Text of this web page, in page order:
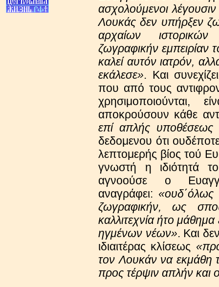
ασχολούμενοι λέγουσιν
Λουκάς δεν υπήρξεν
αρχαίων
ζωγραφικήν
καλεί αυτόν ιατρόν,
εκάλεσε». Και
που από τους
χρησιμοποιούνται,
αποκρούσουν κάθε
επί απλής υποθέσεως
δεδομενου ότι
λεπτομερής βίος τού
γνωστή η ιδιότητά
αγνοούσε ο
αναγράφει: «ουδ΄όλως
ζωγραφικήν, ως
καλλιτεχνία ήτο
ηγμένων νέων». Και
ιδιαιτέρας κλίσεως
τον Λουκάν να εκμάθη
προς τέρψιν απλήν και